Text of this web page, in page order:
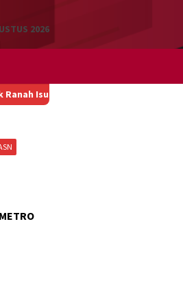
2026
Pemprov dan DPRD DKI,